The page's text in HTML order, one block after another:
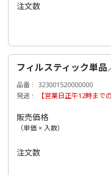
注文数
フィルスティック単
品番
323001520000000
発送
【営業日正午12時まで
販売価格
（単価 × 入数）
注文数